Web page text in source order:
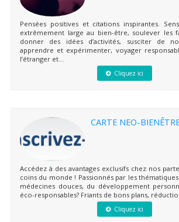
Pensées positives et citations inspirantes.
extrêmement large au bien-être, soulever les
donner des idées d’activités, susciter de
apprendre et expérimenter, voyager
l’étranger et...
Cliquez ici
CARTE NEO-
Accédez à des avantages exclusifs chez nos
coins du monde ! Passionnés par les
médecines douces, du développement
éco-responsables? Friants de bons plans,
Cliquez ici